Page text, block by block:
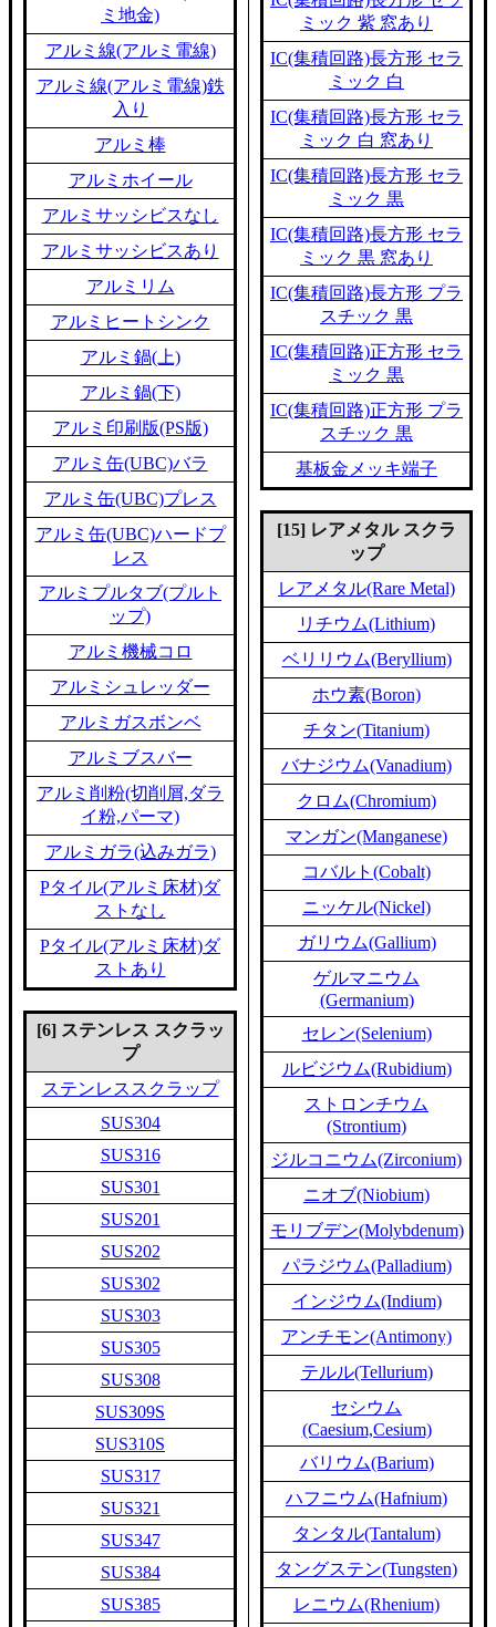
ミ地金)
アルミ線(アルミ電線)
アルミ線(アルミ電線)鉄
入り
アルミ棒
アルミホイール
アルミサッシビスなし
アルミサッシビスあり
アルミリム
アルミヒートシンク
アルミ鍋(上)
アルミ鍋(下)
アルミ印刷版(PS版)
アルミ缶(UBC)バラ
アルミ缶(UBC)プレス
アルミ缶(UBC)ハードプ
レス
アルミプルタブ(プルト
ップ)
アルミ機械コロ
アルミシュレッダー
アルミガスボンベ
アルミブスバー
アルミ削粉(切削屑,ダラ
イ粉,パーマ)
アルミガラ(込みガラ)
Pタイル(アルミ床材)ダ
ストなし
Pタイル(アルミ床材)ダ
ストあり
[6] ステンレス スクラッ
プ
ステンレススクラップ
SUS304
SUS316
SUS301
SUS201
SUS202
SUS302
SUS303
SUS305
SUS308
SUS309S
SUS310S
SUS317
SUS321
SUS347
SUS384
SUS385
ミック 紫 窓あり
IC(集積回路)長方形 セラ
ミック 白
IC(集積回路)長方形 セラ
ミック 白 窓あり
IC(集積回路)長方形 セラ
ミック 黒
IC(集積回路)長方形 セラ
ミック 黒 窓あり
IC(集積回路)長方形 プラ
スチック 黒
IC(集積回路)正方形 セラ
ミック 黒
IC(集積回路)正方形 プラ
スチック 黒
基板金メッキ端子
[15] レアメタル スクラ
ップ
レアメタル(Rare Metal)
リチウム(Lithium)
ベリリウム(Beryllium)
ホウ素(Boron)
チタン(Titanium)
バナジウム(Vanadium)
クロム(Chromium)
マンガン(Manganese)
コバルト(Cobalt)
ニッケル(Nickel)
ガリウム(Gallium)
ゲルマニウム
(Germanium)
セレン(Selenium)
ルビジウム(Rubidium)
ストロンチウム
(Strontium)
ジルコニウム(Zirconium)
ニオブ(Niobium)
モリブデン(Molybdenum)
パラジウム(Palladium)
インジウム(Indium)
アンチモン(Antimony)
テルル(Tellurium)
セシウム
(Caesium,Cesium)
バリウム(Barium)
ハフニウム(Hafnium)
タンタル(Tantalum)
タングステン(Tungsten)
レニウム(Rhenium)